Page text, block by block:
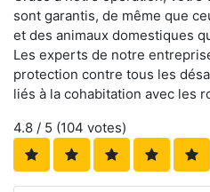
sont garantis, de même que
et des animaux domestiques
Les experts de notre
protection contre tous les
liés à la cohabitation avec les
4.8 / 5 (104 votes)